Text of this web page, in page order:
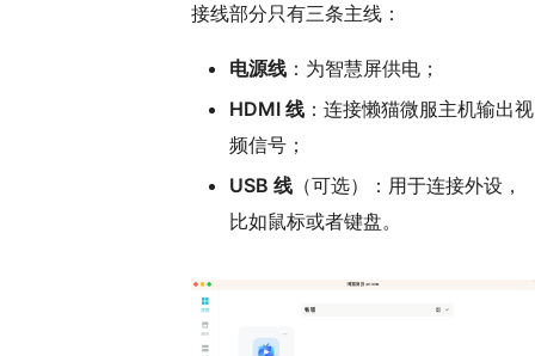
接线部分只有三条主线：
电源线 ：为智慧屏供电；
HDMI 线 ：连接懒猫微服主机输出视
频信号；
USB 线 （可选）：用于连接外设，
比如鼠标或者键盘。